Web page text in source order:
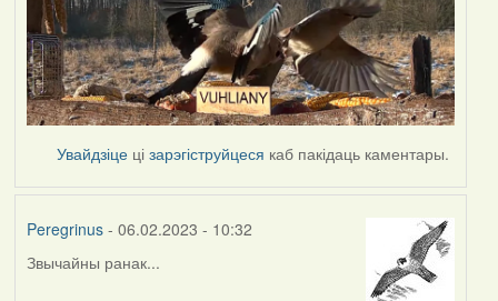
Увайдзіце цізарэгіструйцеся каб пакідаць каментары.
Peregrinus- 06.02.2023 - 10:32
Звычайны ранак...